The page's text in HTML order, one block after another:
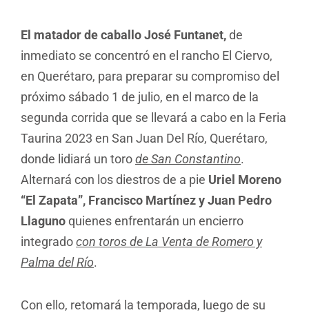
El matador de caballo José Funtanet,de
inmediato se concentró en el rancho El Ciervo,
en Querétaro, para preparar su compromiso del
próximo sábado 1 de julio, en el marco de la
segunda corrida que se llevará a cabo en la Feria
Taurina 2023 en San Juan Del Río, Querétaro,
donde lidiará un torode San Constantino.
Alternará con los diestros de a pie Uriel Moreno
“El Zapata”, Francisco Martínez y Juan Pedro
Llagunoquienes enfrentarán un encierro
integradocon toros de La Venta de Romero y
Palma del Río.
Con ello, retomará la temporada, luego de su